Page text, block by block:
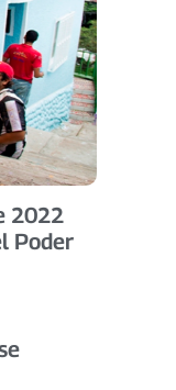
2022
Poder